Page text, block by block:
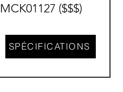
MCK01127 ($$$)
SPÉCIFICATIONS